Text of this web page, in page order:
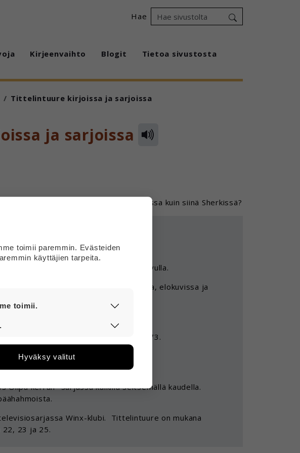
Hae
Kirjeenvaihto Blogit Tietoa sivustosta
Tittelintuure kirjoissa ja sarjoissa
ja sarjoissa
jossakin muissakin kirjoissa ja elokuvissa kuin siinä Sherkissä?
satu. Satu on julkaistu jo 1800-luvulla.
myös monissa uudemmissa saduissa, elokuvissa ja
Kirja on julkaistu vuonna 1973.
Kirja on julkaistu vuonna 1983.
tai antikvariaateista.
Olipa kerran-sarjassa kaikilla seitsemällä kaudella.
Winx-klubi. Tittelintuure on mukana
22, 23 ja 25.
toimii paremmin. Evästeiden
käyttäjien tarpeita.
toimii.
voi käyttää sujuvasti ja
käyttäjien tarpeita.
sivuja käytetään ja miten
kuten nimiä, eikä tietoja
Hyväksy valitut